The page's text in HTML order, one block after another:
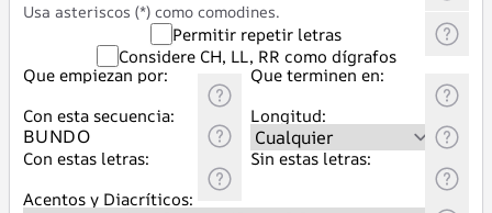
Usa asteriscos (*) como comodines.
Permitir repetir letras
Considere CH, LL, RR como dígrafos
Que empiezan por:
Que terminen en:
Con esta secuencia:
Longitud:
Con estas letras:
Sin estas letras:
Acentos y Diacríticos: